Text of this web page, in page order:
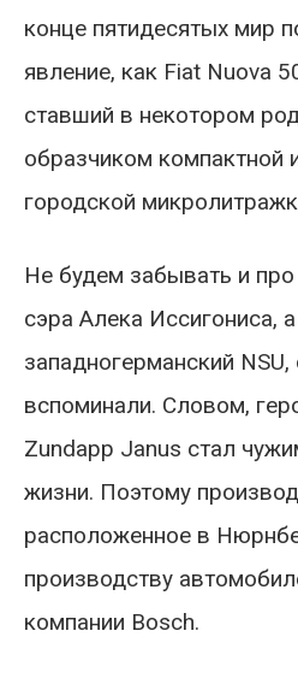
конце пятидесятых мир
явление, как Fiat Nuova
ставший в некотором
образчиком компактной
городской
Не будем забывать и
сэра Алека Иссигониса,
западногерманский
вспоминали. Словом,
Zundapp Janus стал
жизни. Поэтому
расположенное в
производству
компании Bosch.